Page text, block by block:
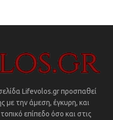
Lifevolos.gr προσπαθεί
με την άμεση, έγκυρη, και
επίπεδο όσο και στις